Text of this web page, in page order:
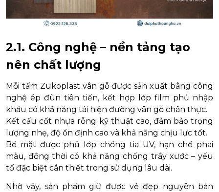
2.1. Công nghệ – nền tảng tạo
nên chất lượng
Mỗi tấm Zukoplast vân gỗ được sản xuất bằng công
nghệ ép đùn tiên tiến, kết hợp lớp film phủ nhập
khẩu có khả năng tái hiện đường vân gỗ chân thực.
Kết cấu cốt nhựa rỗng kỹ thuật cao, đảm bảo trọng
lượng nhẹ, độ ổn định cao và khả năng chịu lực tốt.
Bề mặt được phủ lớp chống tia UV, hạn chế phai
màu, đồng thời có khả năng chống trầy xước – yếu
tố đặc biệt cần thiết trong sử dụng lâu dài.
Nhờ vậy, sản phẩm giữ được vẻ đẹp nguyên bản